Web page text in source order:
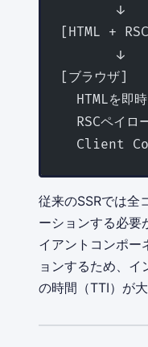
       ↓
[HTML +
       ↓
[ブラウザ]
HTMLを即時
RSCペイロ
Client
従来のSSRでは全
ーションする必要
イアントコンポー
ョンするため、
の時間（TTI）が